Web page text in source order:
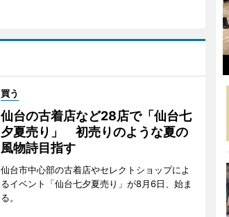
買う
仙台の古着店など28店で「仙台七
夕夏売り」 初売りのような夏の
風物詩目指す
仙台市中心部の古着店やセレクトショップによ
るイベント「仙台七夕夏売り」が8月6日、始ま
る。